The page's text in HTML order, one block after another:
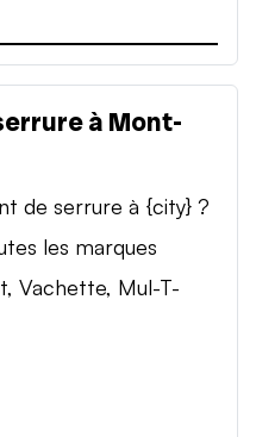
à Mont-
de serrure à {city} ?
les marques
Vachette, Mul-T-